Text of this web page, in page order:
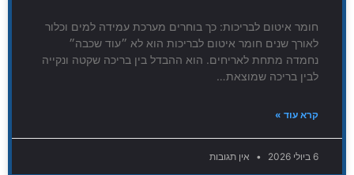
חומר איטום לבריכות: כך בוחרים מערכת עמידה למים וכלור
לאורך שנים חומר איטום לבריכות הוא לא ״עוד שכבה״
נחמדה מתחת לאריחים. הוא ההבדל בין בריכה שקטה ונקייה
לבין בריכה שמוצאת…
קרא עוד »
6 ביולי 2026 אין תגובות